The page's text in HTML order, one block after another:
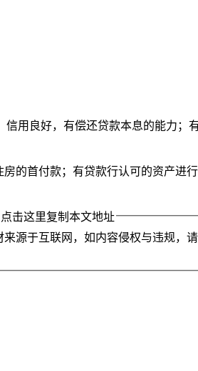
用良好，有偿还贷款本息的能力
的首付款；有贷款行认可的资产进
点击这里复制本文地址
源于互联网，如内容侵权与违规，